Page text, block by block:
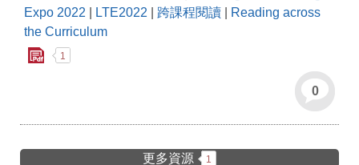
Expo 2022
LTE2022 跨課程閱讀
Reading across
the Curriculum
1
0
更多資源 1